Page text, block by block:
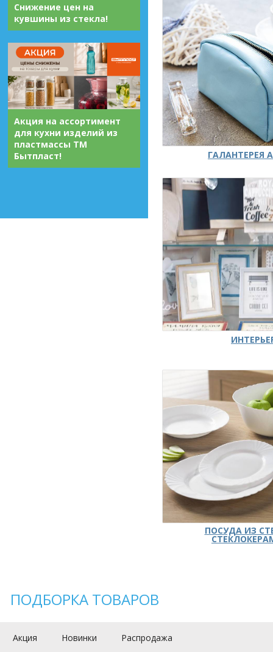
Снижение цен на
кувшины из стекла!
Акция на ассортимент
для кухни изделий из
пластмассы ТМ
Бытпласт!
ГАЛАНТЕРЕЯ
ПОСУДА ИЗ
ПОДБОРКА ТОВАРОВ
Акция Новинки Распродажа